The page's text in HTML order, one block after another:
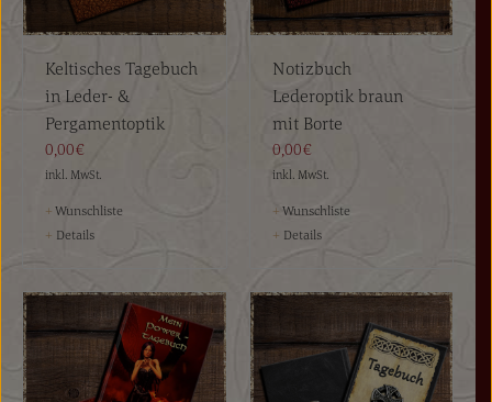
Keltisches Tagebuch
in Leder- &
Pergamentoptik
0,00€
inkl. MwSt.
+ Wunschliste
+ Details
Notizbuch
Lederoptik braun
mit Borte
0,00€
inkl. MwSt.
+ Wunschliste
+ Details